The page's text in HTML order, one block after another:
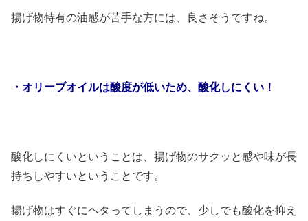
揚げ物特有の油感が苦手な方には、良さそうですね。
・オリーブオイルは酸度が低いため、酸化しにくい！
酸化しにくいということは、揚げ物のサクッと感や味が長
持ちしやすいということです。
揚げ物はすぐにヘタってしまうので、少しでも酸化を抑え